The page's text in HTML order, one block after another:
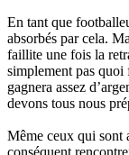
En tant que
absorbés par cela.
faillite une fois la
simplement pas quoi
gagnera assez
devons tous nous
Même ceux qui sont
conséquent